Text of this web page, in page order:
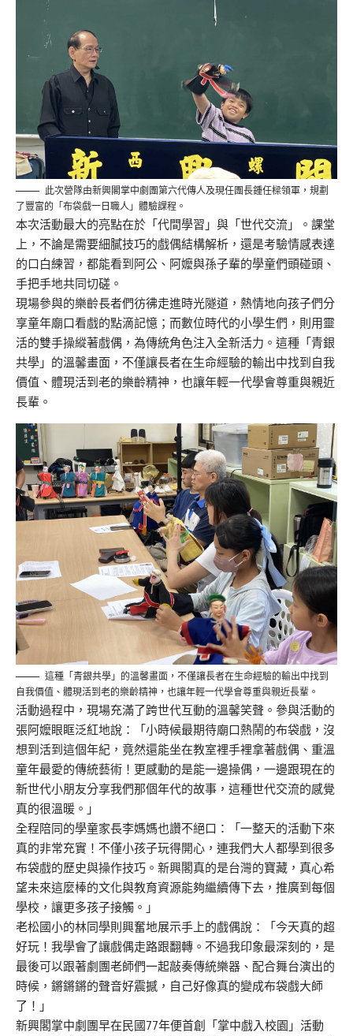
此次營隊由新興閣掌中劇團第六代傳人及現任團長鍾任樑領軍，規劃
了豐富的「布袋戲一日職人」體驗課程。
本次活動最大的亮點在於「代間學習」與「世代交流」。課堂
上，不論是需要細膩技巧的戲偶結構解析，還是考驗情感表達
的口白練習，都能看到阿公、阿嬤與孫子輩的學童們頭碰頭、
手把手地共同切磋。
現場參與的樂齡長者們彷彿走進時光隧道，熱情地向孩子們分
享童年廟口看戲的點滴記憶；而數位時代的小學生們，則用靈
活的雙手操縱著戲偶，為傳統角色注入全新活力。這種「青銀
共學」的溫馨畫面，不僅讓長者在生命經驗的輸出中找到自我
價值、體現活到老的樂齡精神，也讓年輕一代學會尊重與親近
長輩。
這種「青銀共學」的溫馨畫面，不僅讓長者在生命經驗的輸出中找到
自我價值、體現活到老的樂齡精神，也讓年輕一代學會尊重與親近長輩。
活動過程中，現場充滿了跨世代互動的溫馨笑聲。參與活動的
張阿嬤眼眶泛紅地說：「小時候最期待廟口熱鬧的布袋戲，沒
想到活到這個年紀，竟然還能坐在教室裡手裡拿著戲偶、重溫
童年最愛的傳統藝術！更感動的是能一邊操偶，一邊跟現在的
新世代小朋友分享我們那個年代的故事，這種世代交流的感覺
真的很溫暖。」
全程陪同的學童家長李媽媽也讚不絕口：「一整天的活動下來
真的非常充實！不僅小孩子玩得開心，連我們大人都學到很多
布袋戲的歷史與操作技巧。新興閣真的是台灣的寶藏，真心希
望未來這麼棒的文化與教育資源能夠繼續傳下去，推廣到每個
學校，讓更多孩子接觸。」
老松國小的林同學則興奮地展示手上的戲偶說：「今天真的超
好玩！我學會了讓戲偶走路跟翻轉。不過我印象最深刻的，是
最後可以跟著劇團老師們一起敲奏傳統樂器、配合舞台演出的
時候，鏘鏘鏘的聲音好震撼，自己好像真的變成布袋戲大師
了！」
新興閣掌中劇團早在民國77年便首創「掌中戲入校園」活動